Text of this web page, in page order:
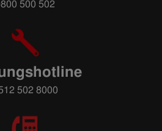
500 502
502 8000